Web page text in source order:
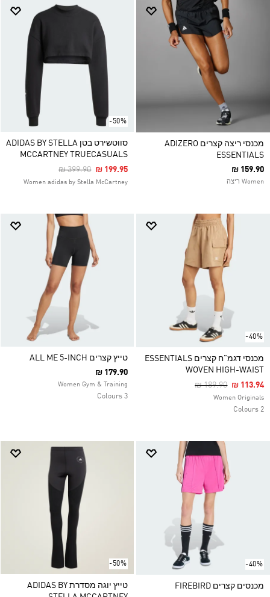
מכנסי ריצה קצרים ADIZERO
ESSENTIALS
₪ 159.90
Women ריצה
-50%
סווטשירט בטן ADIDAS BY STELLA
MCCARTNEY TRUECASUALS
Price Reduced From
₪ 399.90To₪ 199.95
Women adidas by Stella McCartney
-40%
מכנסי דגמ"ח קצרים ESSENTIALS
WOVEN HIGH-WAIST
Price Reduced From
₪ 189.90To₪ 113.94
Women Originals
2 Colours
טייץ קצרים ALL ME 5-INCH
₪ 179.90
Women Gym & Training
3 Colours
-40%
מכנסים קצרים FIREBIRD
-50%
טייץ יוגה מסדרת ADIDAS BY